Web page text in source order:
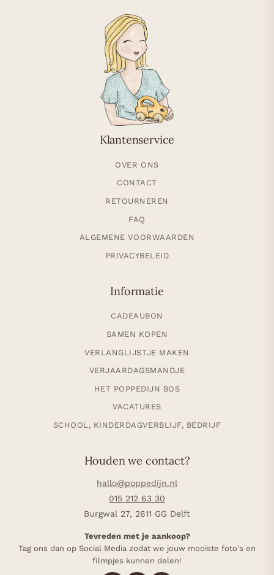
Klantenservice
OVER ONS
CONTACT
RETOURNEREN
FAQ
ALGEMENE VOORWAARDEN
PRIVACYBELEID
Informatie
CADEAUBON
SAMEN KOPEN
VERLANGLIJSTJE MAKEN
VERJAARDAGSMANDJE
HET POPPEDIJN BOS
VACATURES
SCHOOL, KINDERDAGVERBLIJF, BEDRIJF
Houden we contact?
hallo@poppedijn.nl
015 212 63 30
Burgwal 27, 2611 GG Delft
Tevreden met je aankoop?
Tag ons dan op Social Media zodat we jouw mooiste foto's en
filmpjes kunnen delen!